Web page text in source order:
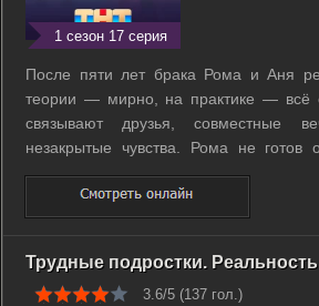
1 сезон 17 серия
После пяти лет брака Рома и Аня
теории — мирно, на практике — всё
связывают друзья, совместные
незакрытые чувства. Рома не готов
свободу и бросается в новые
молодые родители и холостяки —
Ани распадётся вся компания. Но ...
Трудные подростки. Реальность
3.6/5 (137 гол.)